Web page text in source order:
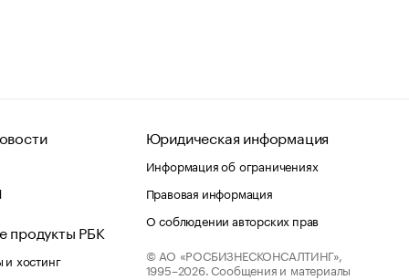
продукты РБК
хостинг
Юридическая информация
Информация об ограничениях
Правовая информация
О соблюдении авторских прав
© АО «РОСБИЗНЕСКОНСАЛТИНГ»,
1995–2026. Сообщения и материалы